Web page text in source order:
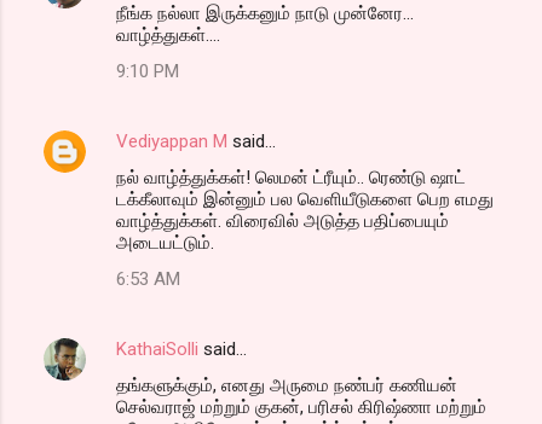
நீங்க நல்லா இருக்கனும் நாடு முன்னேர...
வாழ்த்துகள்....
9:10 PM
Vediyappan M said…
நல் வாழ்த்துக்கள்! லெமன் ட்ரீயும்.. ரெண்டு ஷாட்
டக்கீலாவும் இன்னும் பல வெளியீடுகளை பெற எமது
வாழ்த்துக்கள். விரைவில் அடுத்த பதிப்பையும்
அடையட்டும்.
6:53 AM
KathaiSolli said…
தங்களுக்கும், எனது அருமை நண்பர் கணியன்
செல்வராஜ் மற்றும் குகன், பரிசல் கிரிஷ்ணா மற்றும்